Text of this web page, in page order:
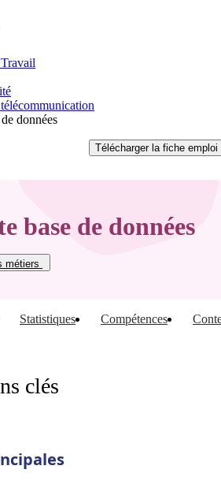
données
Télécharger la fiche emploi
base de données
métiers
Statistiques Compétences
clés